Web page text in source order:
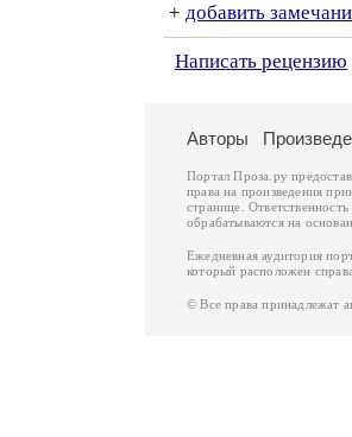
+ добавить
Написать рецензию
Авторы
Портал Проза.ру
права на произведения
странице.
обрабатываются на
Ежедневная аудитория
который расположен
© Все права принадлежат